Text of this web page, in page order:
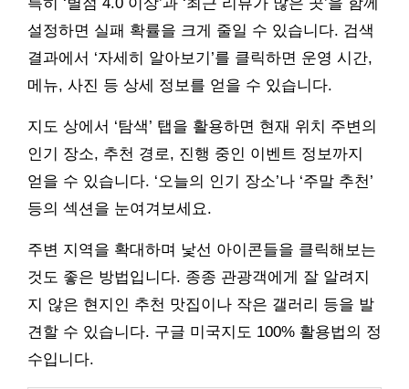
특히 ‘별점 4.0 이상’과 ‘최근 리뷰가 많은 곳’을 함께
설정하면 실패 확률을 크게 줄일 수 있습니다. 검색
결과에서 ‘자세히 알아보기’를 클릭하면 운영 시간,
메뉴, 사진 등 상세 정보를 얻을 수 있습니다.
지도 상에서 ‘탐색’ 탭을 활용하면 현재 위치 주변의
인기 장소, 추천 경로, 진행 중인 이벤트 정보까지
얻을 수 있습니다. ‘오늘의 인기 장소’나 ‘주말 추천’
등의 섹션을 눈여겨보세요.
주변 지역을 확대하며 낯선 아이콘들을 클릭해보는
것도 좋은 방법입니다. 종종 관광객에게 잘 알려지
지 않은 현지인 추천 맛집이나 작은 갤러리 등을 발
견할 수 있습니다. 구글 미국지도 100% 활용법의 정
수입니다.